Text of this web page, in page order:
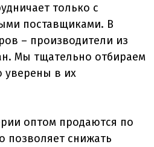
только с
поставщиками. В
– производители из
Мы тщательно отбираем
уверены в их
оптом продаются по
позволяет снижать